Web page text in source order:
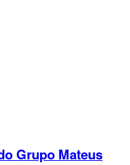
Grupo Mateus